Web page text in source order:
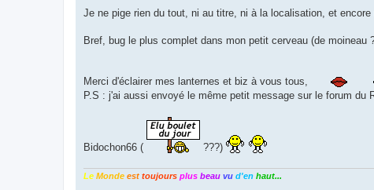
Je ne pige rien du tout, ni au titre, ni à la localisation, et
Bref, bug le plus complet dans mon petit cerveau (de
Merci d'éclairer mes lanternes et biz à vous tous,
P.S : j'ai aussi envoyé le même petit message sur le forum du
Bidochon66 ( ???)
Le Monde est toujours plus beau vu d'en haut...